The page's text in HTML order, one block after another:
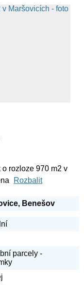
rozloze 970 m2 v
Rozbalit
Benešov
parcely -